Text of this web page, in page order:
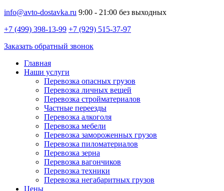
info@avto-dostavka.ru 9:00 - 21:00 без выходных
+7 (499) 398-13-99 +7 (929) 515-37-97
Заказать обратный звонок
Главная
Наши услуги
Перевозка опасных грузов
Перевозка личных вещей
Перевозка стройматериалов
Частные переезды
Перевозка алкоголя
Перевозка мебели
Перевозка замороженных грузов
Перевозка пиломатериалов
Перевозка зерна
Перевозка вагончиков
Перевозка техники
Перевозка негабаритных грузов
Цены